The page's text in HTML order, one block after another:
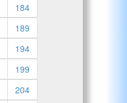
184
189
194
199
204